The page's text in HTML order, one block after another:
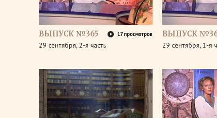
ВЫПУСК №365 17 просмотров
29 сентября, 2-я часть
ВЫПУСК
29 сентября, 1-я